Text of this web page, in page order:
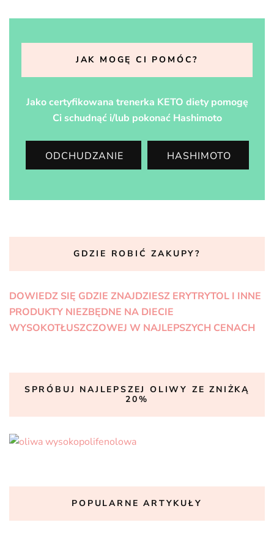
JAK MOGĘ CI POMÓC?
Jako certyfikowana trenerka KETO diety pomogę
Ci schudnąć i/lub pokonać Hashimoto
ODCHUDZANIE HASHIMOTO
GDZIE ROBIĆ ZAKUPY?
DOWIEDZ SIĘ GDZIE ZNAJDZIESZ ERYTRYTOL I INNE
PRODUKTY NIEZBĘDNE NA DIECIE
WYSOKOTŁUSZCZOWEJ W NAJLEPSZYCH CENACH
SPRÓBUJ NAJLEPSZEJ OLIWY ZE ZNIŻKĄ
20%
POPULARNE ARTYKUŁY